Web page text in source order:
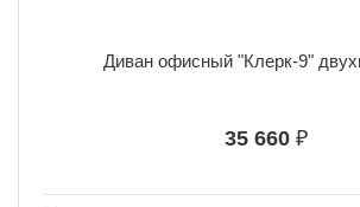
Диван офисный "Клерк-9"
35 660 ₽